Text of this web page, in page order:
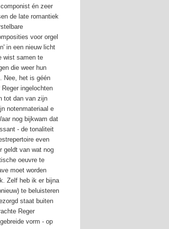
én zeer
de late romantiek
voor orgel
in een nieuw licht
wist samen te
die weer hun
Nee, het is géén
ingelochten
tot dan van zijn
notenmateriaal e
nog bijkwam dat
- de tonaliteit
even
geldt van wat nog
oeuvre te
moet worden
Zelf heb ik er bijna
te beluisteren
staat buiten
Reger
vorm - op